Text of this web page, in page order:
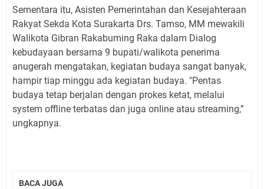
Sementara itu, Asisten Pemerintahan dan Kesejahteraan
Rakyat Sekda Kota Surakarta Drs. Tamso, MM mewakili
Walikota Gibran Rakabuming Raka dalam Dialog
kebudayaan bersama 9 bupati/walikota penerima
anugerah mengatakan, kegiatan budaya sangat banyak,
hampir tiap minggu ada kegiatan budaya. "Pentas
budaya tetap berjalan dengan prokes ketat, melalui
system offline terbatas dan juga online atau streaming,”
ungkapnya.
BACA JUGA